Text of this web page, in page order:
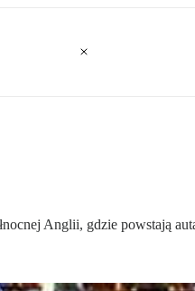
Anglii, gdzie powstają